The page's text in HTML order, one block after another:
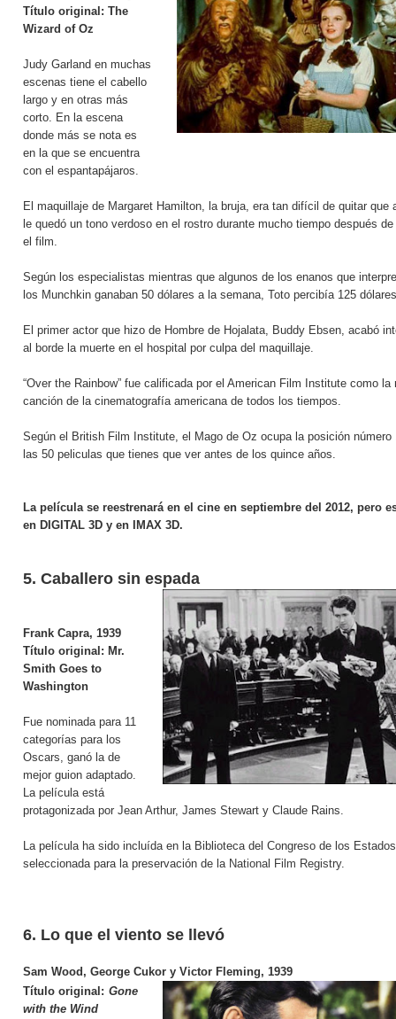
Título original: The
Wizard of Oz
Judy Garland en muchas
escenas tiene el cabello
largo y en otras más
corto. En la escena
donde más se nota es
en la que se encuentra
con el espantapájaros.
El maquillaje de Margaret Hamilton, la bruja, era tan difícil de quitar que
le quedó un tono verdoso en el rostro durante mucho tiempo después
el film.
Según los especialistas mientras que algunos de los enanos que
los Munchkin ganaban 50 dólares a la semana, Toto percibía 125
El primer actor que hizo de Hombre de Hojalata, Buddy Ebsen, acabó
al borde la muerte en el hospital por culpa del maquillaje.
“Over the Rainbow” fue calificada por el American Film Institute como la
canción de la cinematografía americana de todos los tiempos.
Según el British Film Institute, el Mago de Oz ocupa la posición número
las 50 peliculas que tienes que ver antes de los quince años.
La película se reestrenará en el cine en septiembre del 2012, pero
en DIGITAL 3D y en IMAX 3D.
5. Caballero sin espada
Frank Capra, 1939
Título original: Mr.
Smith Goes to
Washington
Fue nominada para 11
categorías para los
Oscars, ganó la de
mejor guion adaptado.
La película está
protagonizada por Jean Arthur, James Stewart y Claude Rains.
La película ha sido incluída en la Biblioteca del Congreso de los
seleccionada para la preservación de la National Film Registry.
6. Lo que el viento se llevó
Sam Wood, George Cukor y Victor Fleming, 1939
Título original: Gone
with the Wind